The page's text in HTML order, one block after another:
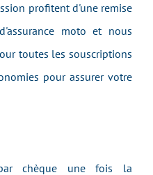
profitent d'une remise
moto et nous
toutes les souscriptions
pour assurer votre
chèque une fois la